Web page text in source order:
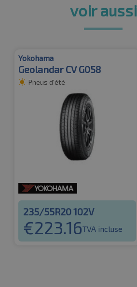
voir aussi
Yokohama
Geolandar CV G058
Pneus d'été
235/55R20 102V
€223.16TVA incluse